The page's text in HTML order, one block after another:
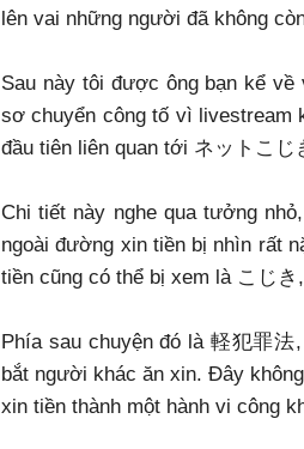
lên vai những người đã không
Sau này tôi được ông bạn kể về
sơ chuyển công tố vì livestream
đầu tiên liên quan tới ネットこじ
Chi tiết này nghe qua tưởng
ngoài đường xin tiền bị nhìn rất
tiền cũng có thể bị xem là こじ
Phía sau chuyện đó là 軽犯罪
bắt người khác ăn xin. Đây
xin tiền thành một hành vi công